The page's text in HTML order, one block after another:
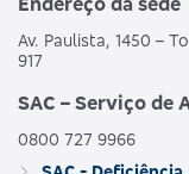
Av. Paulista, 1450 –
917
SAC – Serviço de
0800 727 9966